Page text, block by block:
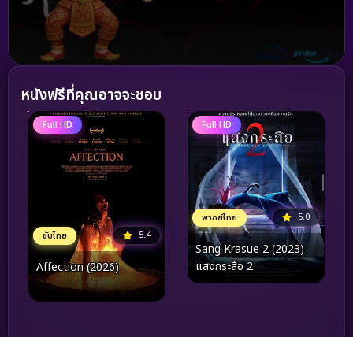
หนังฟรีที่คุณอาจจะชอบ
Full HD
ซับไทย 5.4
Affection (2026)
Full HD
พากย์ไทย 5.0
Sang Krasue 2 (2023)
แสงกระสือ 2